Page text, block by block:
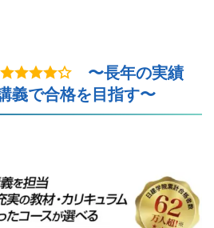
〜長年の実績
義で合格を目指す〜